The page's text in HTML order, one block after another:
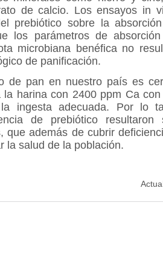
de calcio. Los ensayos in
prebiótico sobre la
los parámetros de
microbiana benéfica no
de panificación.
de pan en nuestro país es
harina con 2400 ppm Ca
ingesta adecuada. Por lo
de prebiótico resultaron
que además de cubrir
la salud de la población.